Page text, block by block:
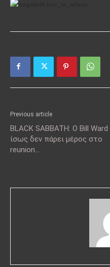
Previous article
BLACK SABBATH: Ο Bill Ward
ίσως δεν πάρει μέρος στο
reunion…